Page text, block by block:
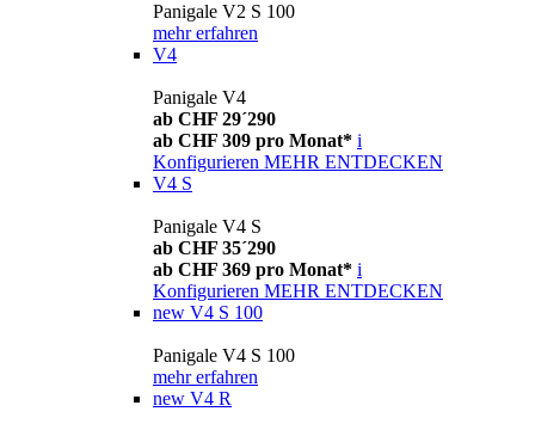
Panigale V2 S 100
mehr erfahren
V4
Panigale V4
ab CHF 29´290
ab CHF 309 pro Monat* i
Konfigurieren MEHR ENTDECKEN
V4 S
Panigale V4 S
ab CHF 35´290
ab CHF 369 pro Monat* i
Konfigurieren MEHR ENTDECKEN
new V4 S 100
Panigale V4 S 100
mehr erfahren
new V4 R